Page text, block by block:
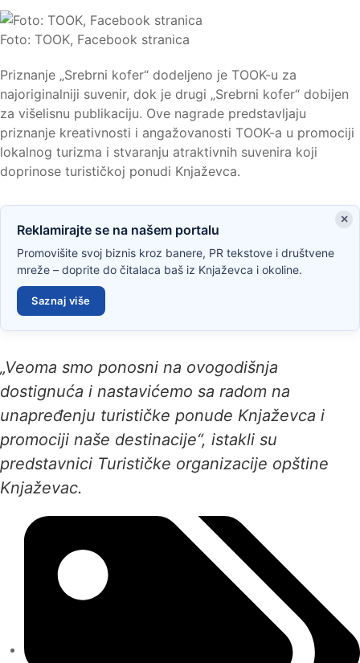
Foto: TOOK, Facebook stranica
Priznanje „Srebrni kofer“ dodeljeno je TOOK-u za
najoriginalniji suvenir, dok je drugi „Srebrni kofer“ dobijen
za višelisnu publikaciju. Ove nagrade predstavljaju
priznanje kreativnosti i angažovanosti TOOK-a u promociji
lokalnog turizma i stvaranju atraktivnih suvenira koji
doprinose turističkoj ponudi Knjaževca.
×
Reklamirajte se na našem portalu
Promovišite svoj biznis kroz banere, PR tekstove i društvene
mreže – doprite do čitalaca baš iz Knjaževca i okoline.
Saznaj više
„Veoma smo ponosni na ovogodišnja
dostignuća i nastavićemo sa radom na
unapređenju turističke ponude Knjaževca i
promociji naše destinacije“, istakli su
predstavnici Turističke organizacije opštine
Knjaževac.